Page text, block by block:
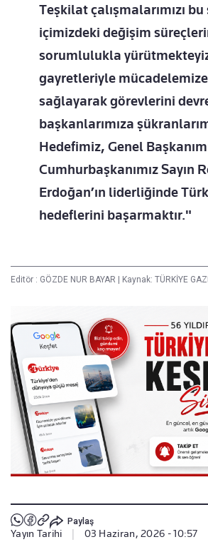
Teşkilat çalışmalarımızı
içimizdeki değişim
sorumlulukla
gayretleriyle
sağlayarak görevlerini
başkanlarımıza
Hedefimiz, Genel
Cumhurbaşkanımız Sayın
Erdoğan’ın liderliğinde
hedeflerini başarmaktır."
Editör : GÖZDE NUR BAYAR | Kaynak: TÜRKİYE
Paylaş
Yayın Tarihi 03 Haziran, 2026 - 10:57